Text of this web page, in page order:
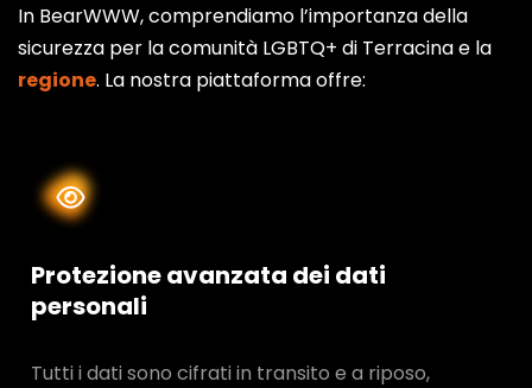
In BearWWW, comprendiamo l’importanza della
sicurezza per la comunità LGBTQ+ di Terracina e la
regione. La nostra piattaforma offre:
Protezione avanzata dei dati
personali
Tutti i dati sono cifrati in transito e a riposo,